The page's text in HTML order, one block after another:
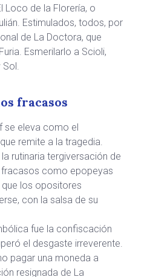
Loco de la Florería, o
Estimulados, todos, por
de La Doctora, que
Esmerilarlo a Scioli,
Sol.
fracasos
se eleva como el
remite a la tragedia.
rutinaria tergiversación de
como epopeyas
los opositores
con la salsa de su
fue la confiscación
el desgaste irreverente.
pagar una moneda a
resignada de La